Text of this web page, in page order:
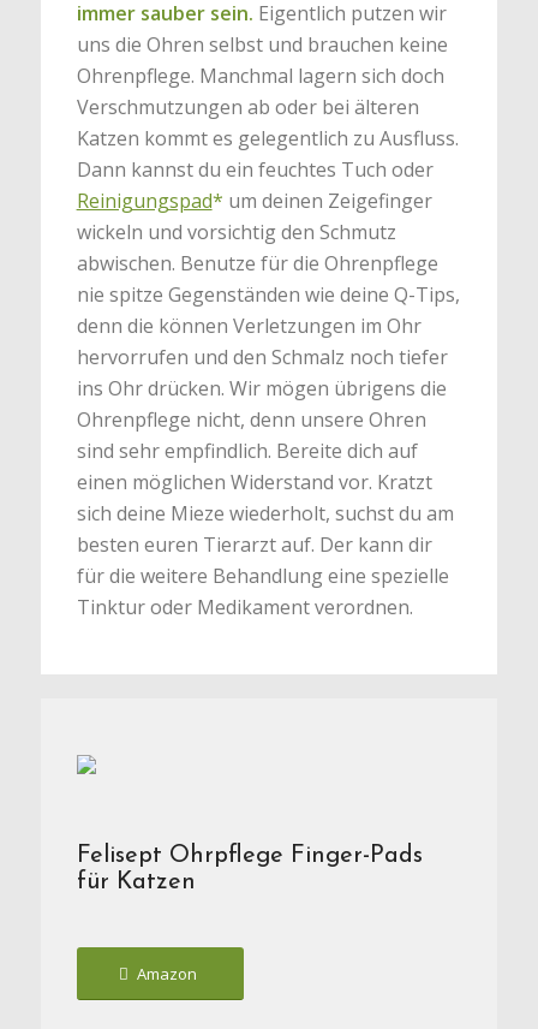
immer sauber sein. Eigentlich putzen wir
uns die Ohren selbst und brauchen keine
Ohrenpflege. Manchmal lagern sich doch
Verschmutzungen ab oder bei älteren
Katzen kommt es gelegentlich zu Ausfluss.
Dann kannst du ein feuchtes Tuch oder
Reinigungspad* um deinen Zeigefinger
wickeln und vorsichtig den Schmutz
abwischen. Benutze für die Ohrenpflege
nie spitze Gegenständen wie deine Q-Tips,
denn die können Verletzungen im Ohr
hervorrufen und den Schmalz noch tiefer
ins Ohr drücken. Wir mögen übrigens die
Ohrenpflege nicht, denn unsere Ohren
sind sehr empfindlich. Bereite dich auf
einen möglichen Widerstand vor. Kratzt
sich deine Mieze wiederholt, suchst du am
besten euren Tierarzt auf. Der kann dir
für die weitere Behandlung eine spezielle
Tinktur oder Medikament verordnen.
Felisept Ohrpflege Finger-Pads
für Katzen
Amazon